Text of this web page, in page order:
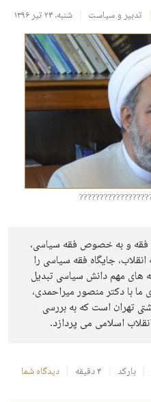
تدبیر و سیاست شنبه، ۲۴ تیر ۱۳۹۶
فقه و به خصوص فقه سیاسی،
جایگاه فقه سیاسی را
های مهم دانش سیاسی تبدیل
با دکتر منصور میراحمدی،
تهران است که به بررسی
اسلامی می پردازد.
بارکد ۴ دقیقه دیدگاه شما